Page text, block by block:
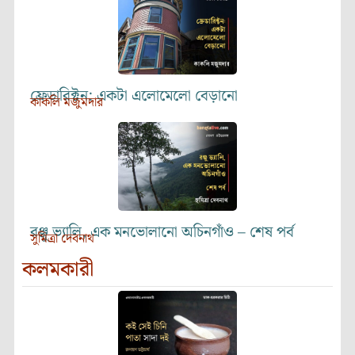
ফ্রেডারিক্টন: একটা এলোমেলো বেড়ানো
কাকলি মজুমদার
রঞ্জু ভ্যালি, এক মনভোলানো অচিনগাঁও – শেষ পর্ব
সুমিত্রা দেবনাথ
কলমকারী